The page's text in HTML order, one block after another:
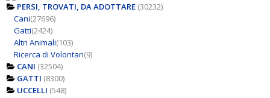
PERSI, TROVATI, DA ADOTTARE (30232)
Cani(27696)
Gatti(2424)
Altri Animali(103)
Ricerca di Volontari(9)
CANI (32504)
GATTI (8300)
UCCELLI (548)